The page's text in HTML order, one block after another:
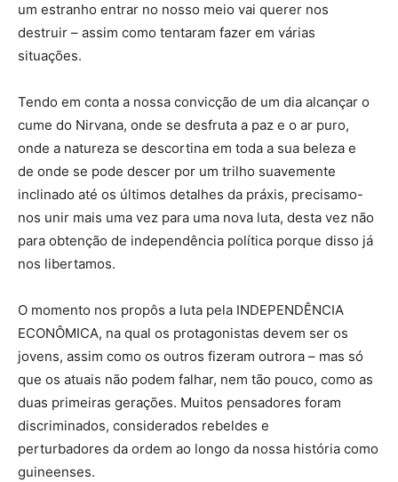
um estranho entrar no nosso meio vai querer nos
destruir – assim como tentaram fazer em várias
situações.
Tendo em conta a nossa convicção de um dia alcançar o
cume do Nirvana, onde se desfruta a paz e o ar puro,
onde a natureza se descortina em toda a sua beleza e
de onde se pode descer por um trilho suavemente
inclinado até os últimos detalhes da práxis, precisamo-
nos unir mais uma vez para uma nova luta, desta vez não
para obtenção de independência política porque disso já
nos libertamos.
O momento nos propôs a luta pela INDEPENDÊNCIA
ECONÔMICA, na qual os protagonistas devem ser os
jovens, assim como os outros fizeram outrora – mas só
que os atuais não podem falhar, nem tão pouco, como as
duas primeiras gerações. Muitos pensadores foram
discriminados, considerados rebeldes e
perturbadores da ordem ao longo da nossa história como
guineenses.